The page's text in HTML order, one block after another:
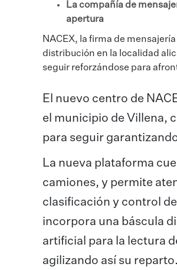
La compañía de
apertura
NACEX, la firma de
distribución en la localidad
seguir reforzándose para
El nuevo centro de
el municipio de Villena,
para seguir
La nueva plataforma
camiones, y permite
clasificación y control
incorpora una báscula
artificial para la lectura
agilizando así su reparto.